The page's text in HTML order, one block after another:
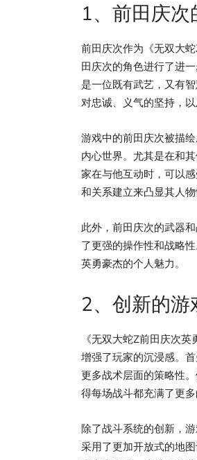
1、前田庆次
前田庆次作为《无双大
田庆次的角色进行了进
是一位既有武艺，又有
对忠诚、义气的坚持，
游戏中的前田庆次被描
内心世界。尤其是在和
家在与他互动时，可以
和关系建立来凸显其人物
此外，前田庆次的武器
了更强的操作性和战略
英勇豪杰的个人魅力。
2、创新的游
《无双大蛇Z前田庆次
增强了玩家的沉浸感。
更多战术层面的策略性
得每场战斗都充满了更多
除了战斗系统的创新，
采用了更加开放式的地